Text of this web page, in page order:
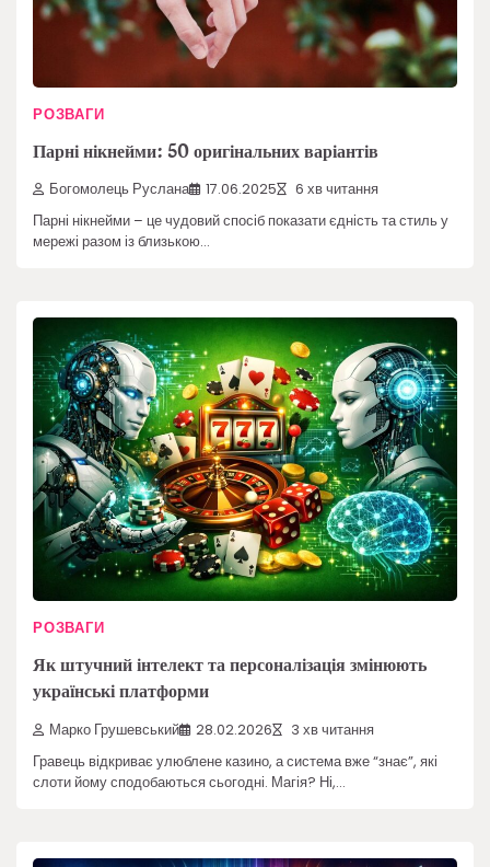
РОЗВАГИ
Парні нікнейми: 50 оригінальних варіантів
Богомолець Руслана 17.06.2025 6 хв читання
Парні нікнейми – це чудовий спосіб показати єдність та стиль у
мережі разом із близькою…
РОЗВАГИ
Як штучний інтелект та персоналізація змінюють
українські платформи
Марко Грушевський 28.02.2026 3 хв читання
Гравець відкриває улюблене казино, а система вже “знає”, які
слоти йому сподобаються сьогодні. Магія? Ні,…